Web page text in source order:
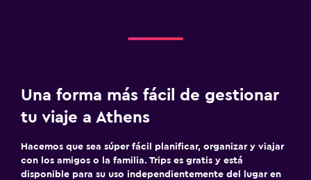
Una forma más fácil de gestionar
tu viaje a Athens
Hacemos que sea súper fácil planificar, organizar y viajar
con los amigos o la familia. Trips es gratis y está
disponible para su uso independientemente del lugar en